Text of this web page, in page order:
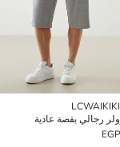
رجالي بقصة عادية